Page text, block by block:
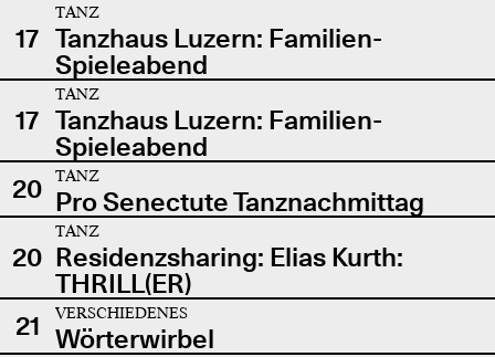
17
TANZ
Tanzhaus Luzern: Familien-
Spieleabend
17
TANZ
Tanzhaus Luzern: Familien-
Spieleabend
20
TANZ
Pro Senectute Tanznachmittag
20
TANZ
Residenzsharing: Elias Kurth:
THRILL(ER)
21
VERSCHIEDENES
Wörterwirbel